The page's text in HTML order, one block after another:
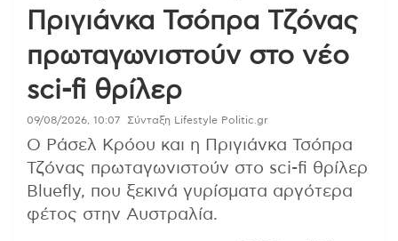
Πριγιάνκα Τσόπρα Τζόνας
πρωταγωνιστούν στο νέο
sci-fi θρίλερ
09/08/2026, 10:07 Σύνταξη Lifestyle Politic.gr
Ο Ράσελ Κρόου και η Πριγιάνκα Τσόπρα
Τζόνας πρωταγωνιστούν στο sci-fi θρίλερ
Bluefly, που ξεκινά γυρίσματα αργότερα
φέτος στην Αυστραλία.